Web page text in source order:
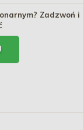
Zadzwoń i